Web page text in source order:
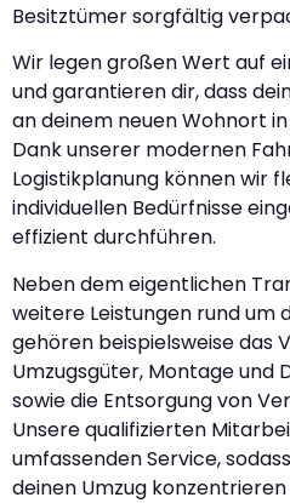
Besitztümer sorgfältig
Wir legen großen Wert auf
und garantieren dir, dass
an deinem neuen Wohnort
Dank unserer modernen
Logistikplanung können wir
individuellen Bedürfnisse
effizient durchführen.
Neben dem eigentlichen
weitere Leistungen rund um
gehören beispielsweise das
Umzugsgüter, Montage und
sowie die Entsorgung von
Unsere qualifizierten
umfassenden Service,
deinen Umzug